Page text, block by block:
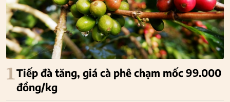
1Tiếp đà tăng, giá cà phê chạm mốc 99.000
đồng/kg